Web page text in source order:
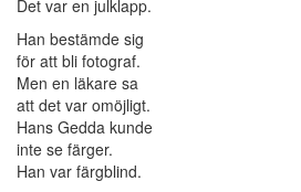
Det var en julklapp.
Han bestämde sig
för att bli fotograf.
Men en läkare sa
att det var omöjligt.
Hans Gedda kunde
inte se färger.
Han var färgblind.